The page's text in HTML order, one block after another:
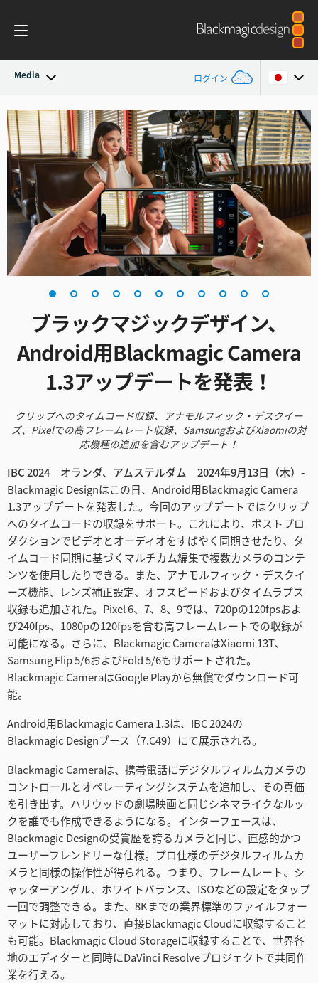
Media ログイン
最新ニュース
ニュースアーカイブ
プレスイメージ
Argentina
Australia
Austria
Brazil
Canada
China
Finland
Hong Kong SAR, China
Italy
Japan
Korea
Mexico
Malaysia
Netherlands
New Zealand
Poland
Portugal
Singapore
South Africa
Spain
Sweden
Chinese Taipei
Turkey
ブラックマジックデザイン、
Android用Blackmagic Camera
1.3アップデートを発表！
クリップへのタイムコード収録、アナモルフィック・デスクイー
ズ、Pixelでの高フレームレート収録、SamsungおよびXiaomiの対
応機種の追加を含むアップデート！
IBC 2024 オランダ、アムステルダム 2024年9月13日（木）-
Blackmagic Designはこの日、Android用Blackmagic Camera
1.3アップデートを発表した。今回のアップデートではクリップ
へのタイムコードの収録をサポート。これにより、ポストプロ
ダクションでビデオとオーディオをすばやく同期させたり、タ
イムコード同期に基づくマルチカム編集で複数カメラのコンテ
ンツを使用したりできる。また、アナモルフィック・デスクイ
ーズ機能、レンズ補正設定、オフスピードおよびタイムラプス
収録も追加された。Pixel 6、7、8、9では、720pの120fpsおよ
び240fps、1080pの120fpsを含む高フレームレートでの収録が
可能になる。さらに、Blackmagic CameraはXiaomi 13T、
Samsung Flip 5/6およびFold 5/6もサポートされた。
Blackmagic CameraはGoogle Playから無償でダウンロード可
能。
Android用Blackmagic Camera 1.3は、IBC 2024の
Blackmagic Designブース（7.C49）にて展示される。
Blackmagic Cameraは、携帯電話にデジタルフィルムカメラの
コントロールとオペレーティングシステムを追加し、その真価
を引き出す。ハリウッドの劇場映画と同じシネマライクなルッ
クを誰でも作成できるようになる。インターフェースは、
Blackmagic Designの受賞歴を誇るカメラと同じ、直感的かつ
ユーザーフレンドリーな仕様。プロ仕様のデジタルフィルムカ
メラと同様の操作性が得られる。つまり、フレームレート、シ
ャッターアングル、ホワイトバランス、ISOなどの設定をタップ
一回で調整できる。また、8Kまでの業界標準のファイルフォー
マットに対応しており、直接Blackmagic Cloudに収録すること
も可能。Blackmagic Cloud Storageに収録することで、世界各
地のエディターと同時にDaVinci Resolveプロジェクトで共同作
業を行える。